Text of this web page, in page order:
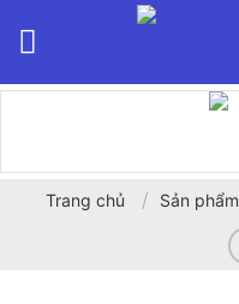
Trang chủ / Sản phẩm